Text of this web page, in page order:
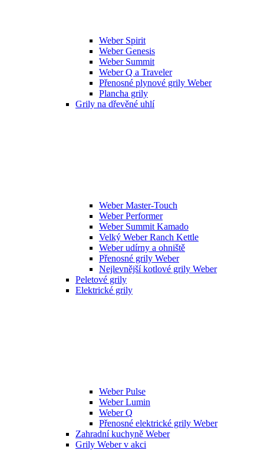
Weber Spirit
Weber Genesis
Weber Summit
Weber Q a Traveler
Přenosné plynové grily Weber
Plancha grily
Grily na dřevěné uhlí
Weber Master-Touch
Weber Performer
Weber Summit Kamado
Velký Weber Ranch Kettle
Weber udírny a ohniště
Přenosné grily Weber
Nejlevnější kotlové grily Weber
Peletové grily
Elektrické grily
Weber Pulse
Weber Lumin
Weber Q
Přenosné elektrické grily Weber
Zahradní kuchyně Weber
Grily Weber v akci